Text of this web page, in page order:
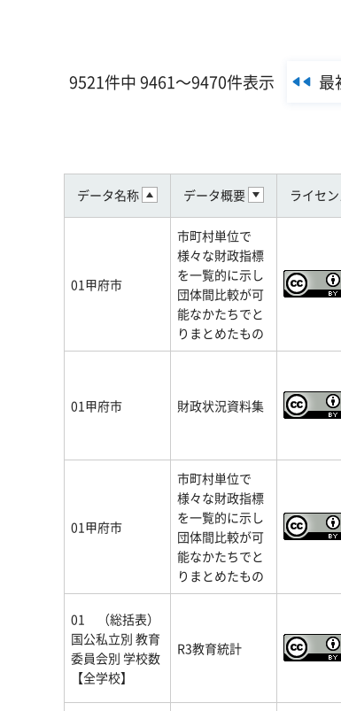
9521件中 9461～9470件表示 最
データ名称 データ概要 ライセ
01甲府市
市町村単位で
様々な財政指標
を一覧的に示し
団体間比較が可
能なかたちでと
りまとめたもの
01甲府市 財政状況資料集
01甲府市
市町村単位で
様々な財政指標
を一覧的に示し
団体間比較が可
能なかたちでと
りまとめたもの
01 （総括表）
国公私立別 教育
委員会別 学校数
【全学校】
R3教育統計